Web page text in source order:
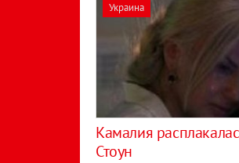
Украина
Камалия
Стоун